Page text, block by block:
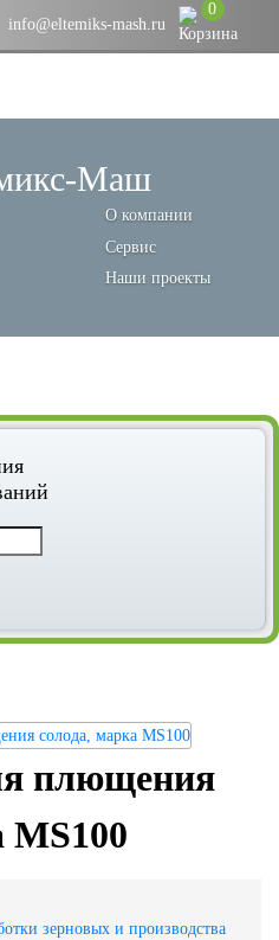
info@eltemiks-mash.ru
0
О компании
Сервис
Наши проекты
и производства кормов
МS100
плющения
МS100
зерновых и производства